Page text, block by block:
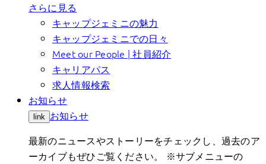
さらに見る
キャップジェミニの魅力
キャップジェミニでの日々
Meet our People | 社員紹介
キャリアパス
求人情報検索
お知らせ
link お知らせ
最新のニュースやストーリーをチェックし、過去のア
ーカイブもぜひご覧ください。 ※サブメニューの